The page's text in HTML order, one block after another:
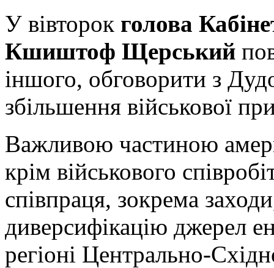
У вівторок голова
Кшиштоф Щерський
іншого, обговорити з
збільшення військової
Важливою частиною
крім військового
співпраця, зокрема
диверсифікацію джерел
регіоні Центрально-